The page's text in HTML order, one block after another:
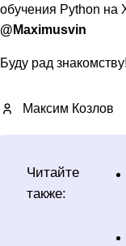
обучения Python на
@Maximusvin
Буду рад знакомству!
Максим Козлов
Читайте
также: